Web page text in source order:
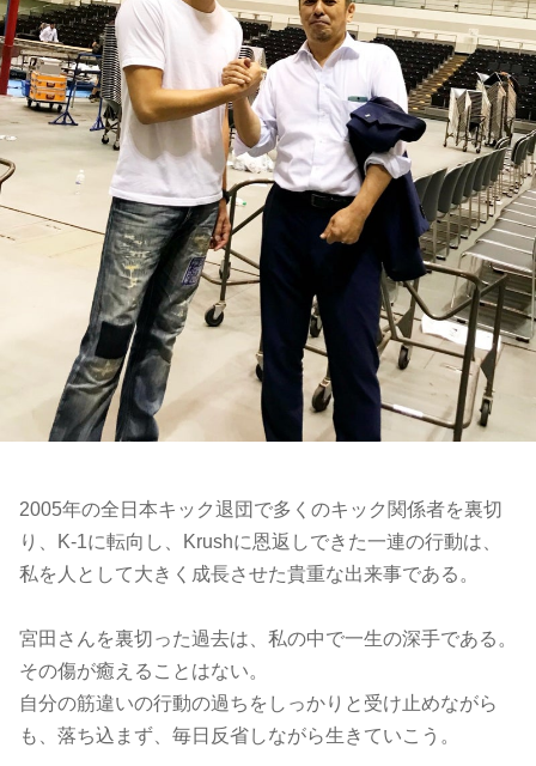
2005年の全日本キック退団で多くのキック関係者を裏切
り、K-1に転向し、Krushに恩返しできた一連の行動は、
私を人として大きく成長させた貴重な出来事である。
宮田さんを裏切った過去は、私の中で一生の深手である。
その傷が癒えることはない。
自分の筋違いの行動の過ちをしっかりと受け止めながら
も、落ち込まず、毎日反省しながら生きていこう。